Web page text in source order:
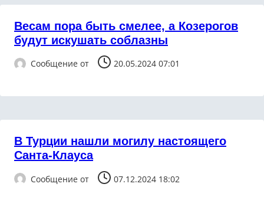
Весам пора быть смелее, а Козерогов
будут искушать соблазны
Сообщение от 20.05.2024 07:01
В Турции нашли могилу настоящего
Санта-Клауса
Сообщение от 07.12.2024 18:02